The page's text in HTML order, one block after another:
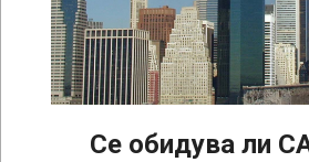
Се обидува ли